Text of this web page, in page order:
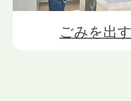
ごみを出す